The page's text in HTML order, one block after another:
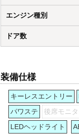
エンジン種別
ドア数
装備仕様
キーレスエントリー
パワステ
後席モニ
LEDヘッドライト